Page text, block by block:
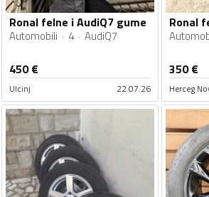
Ronal felne i AudiQ7 gume
Automobili 4 AudiQ7
450€
Ulcinj 22.07.26
Ronal
350€
Herceg